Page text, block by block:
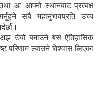
आ–आफ्नो स्थानबाट प्रत्यक्ष
सबै महानुभावप्रति उच्च
अझ उँचो बनाउने यस ऐतिहासिक
ल्याउने विश्वास लिएका